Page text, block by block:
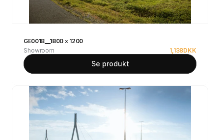
GE0018__1800 x 1200
Showroom
1,138DKK
Se produkt